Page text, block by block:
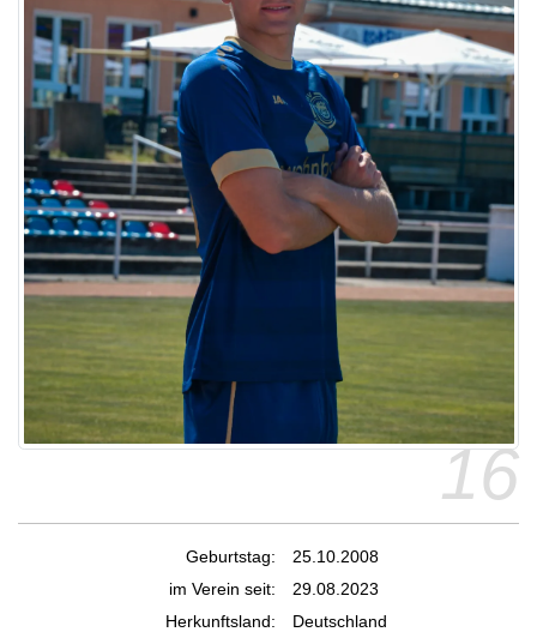
16
Geburtstag:
25.10.2008
im Verein seit:
29.08.2023
Herkunftsland:
Deutschland